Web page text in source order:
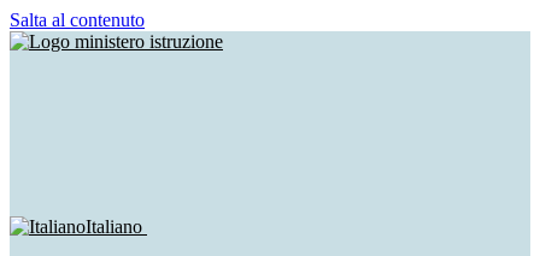
Salta al contenuto
Italiano